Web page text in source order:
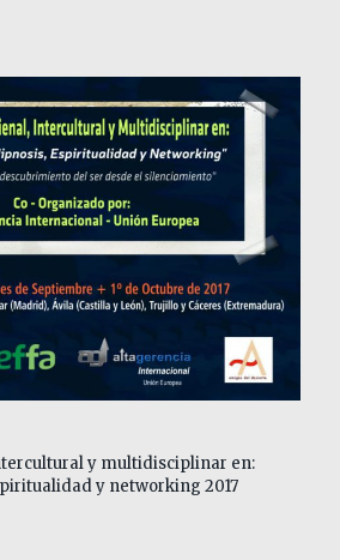
y multidisciplinar en:
y networking 2017